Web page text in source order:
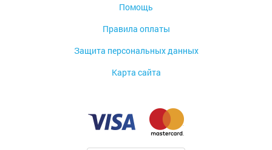
Помощь
Правила оплаты
Защита персональных данных
Карта сайта